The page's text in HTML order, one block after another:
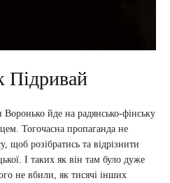
Підривай
йде на радянсько-фінську
Тогочасна пропаганда не
розібратись та відрізнити
І таких як він там було дуже
не вбили, як тисячі інших